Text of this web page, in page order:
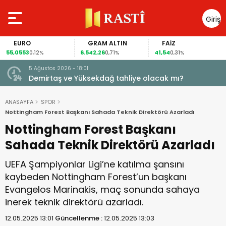
Giriş
Yap
EURO
55,05530,12%
GRAM ALTIN
6.542,260,71%
FAİZ
41,540,31%
5 Ağustos 2026 - 18:01
Demirtaş ve Yüksekdağ tahliye olacak mı?
ANASAYFA
SPOR
Nottingham Forest Başkanı Sahada Teknik Direktörü Azarladı
Nottingham Forest Başkanı
Sahada Teknik Direktörü Azarladı
UEFA Şampiyonlar Ligi’ne katılma şansını
kaybeden Nottingham Forest’un başkanı
Evangelos Marinakis, maç sonunda sahaya
inerek teknik direktörü azarladı.
12.05.2025 13:01 Güncellenme :12.05.2025 13:03